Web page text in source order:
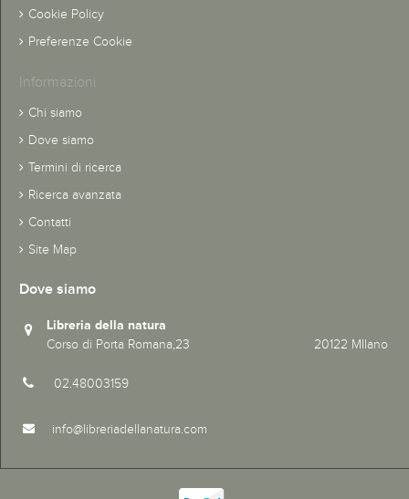
Cookie Policy
Preferenze Cookie
Informazioni
Chi siamo
Dove siamo
Termini di ricerca
Ricerca avanzata
Contatti
Site Map
Dove siamo
Libreria della natura
Corso di Porta Romana,23 20122 MIlano
02.48003159
info@libreriadellanatura.com